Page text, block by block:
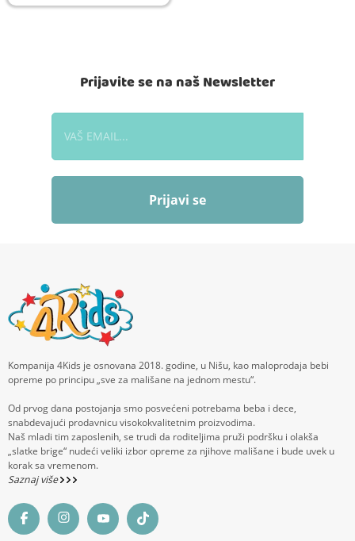
Prijavite se na naš Newsletter
Prijavi se
Kompanija 4Kids je osnovana 2018. godine, u Nišu, kao maloprodaja bebi
opreme po principu „sve za mališane na jednom mestu“.
Od prvog dana postojanja smo posvećeni potrebama beba i dece,
snabdevajući prodavnicu visokokvalitetnim proizvodima.
Naš mladi tim zaposlenih, se trudi da roditeljima pruži podršku i olakša
„slatke brige“ nudeći veliki izbor opreme za njihove mališane i bude uvek u
korak sa vremenom.
Saznaj više